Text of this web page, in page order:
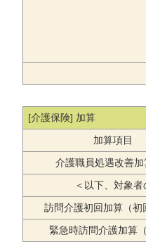
[介護保険] 加算
加算項目
介護職員処遇改善
＜以下、対象
訪問介護初回加算（初
緊急時訪問介護加算（